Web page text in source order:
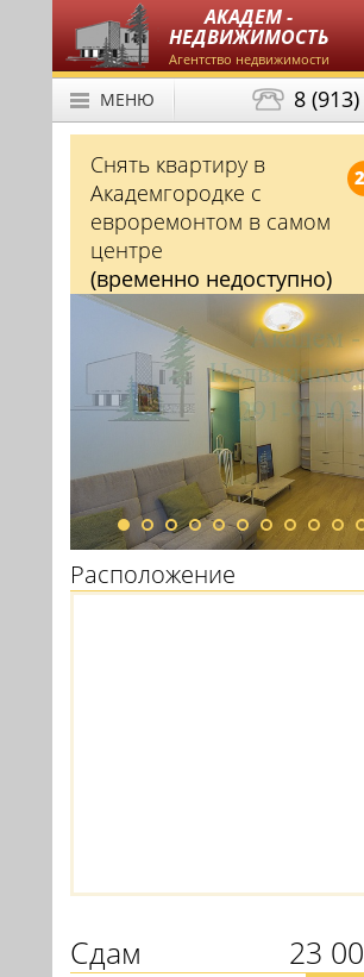
АКАДЕМ -
НЕДВИЖИМОСТЬ
Агентство недвижимости
8
МЕНЮ
Снять квартиру в
Академгородке с
евроремонтом в самом
центре
(временно недоступно)
Расположение
23
Сдам